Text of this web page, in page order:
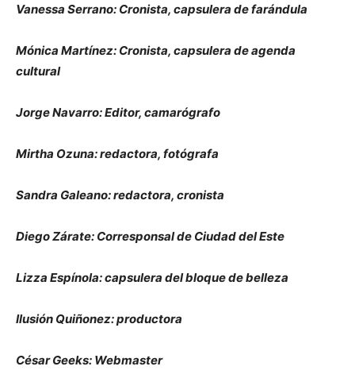
Vanessa Serrano: Cronista, capsulera de farándula
Mónica Martínez: Cronista, capsulera de agenda
cultural
Jorge Navarro: Editor, camarógrafo
Mirtha Ozuna: redactora, fotógrafa
Sandra Galeano: redactora, cronista
Diego Zárate: Corresponsal de Ciudad del Este
Lizza Espínola: capsulera del bloque de belleza
Ilusión Quiñonez: productora
César Geeks: Webmaster